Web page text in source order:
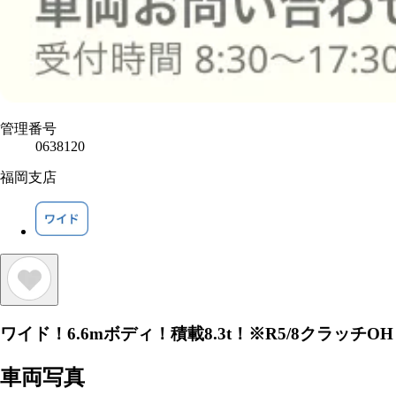
管理番号
0638120
福岡支店
ワイド！6.6mボディ！積載8.3t！※R5/8クラッチ
車両写真